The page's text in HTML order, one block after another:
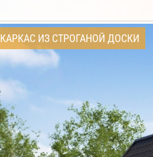
КАРКАС ИЗ СТРОГАНОЙ ДОСКИ